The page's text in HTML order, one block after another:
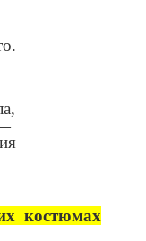
костюмах